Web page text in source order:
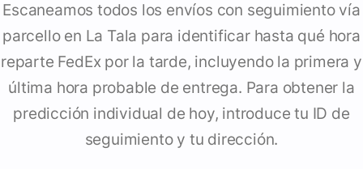
Escaneamos todos los envíos con seguimiento vía
parcello en La Tala para identificar hasta qué hora
reparte FedEx por la tarde, incluyendo la primera y
última hora probable de entrega. Para obtener la
predicción individual de hoy, introduce tu ID de
seguimiento y tu dirección.